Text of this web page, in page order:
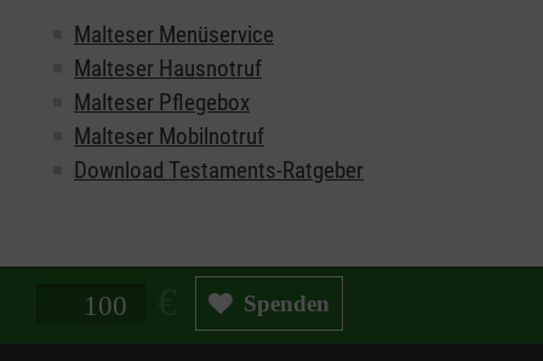
Malteser Menüservice
Malteser Hausnotruf
Malteser Pflegebox
Malteser Mobilnotruf
Download Testaments-Ratgeber
Spendenbetrag in Euro Spenden